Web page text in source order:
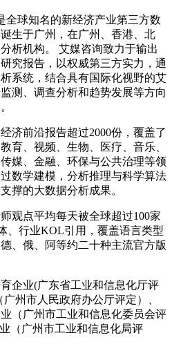
全球知名的新经济产业第三方数
生于广州，在广州、香港、北
析机构。 艾媒咨询致力于输出
究报告，以权威第三方实力，通
系统，结合具有国际化视野的艾
测、调查分析和趋势发展等方向
济前沿报告超过2000份，覆盖了
育、视频、生物、医疗、音乐、
媒、金融、环保与公共治理等领
数学建模，分析推理与科学算法
撑的大数据分析成果。
观点平均每天被全球超过100家
、行业KOL引用，覆盖语言类型
、俄、阿等约二十种主流官方版
企业(广东省工业和信息化厅评
州市人民政府办公厅评定）、
（广州市工业和信息化委员会评
（广州市工业和信息化局评